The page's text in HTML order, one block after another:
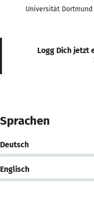
Universität Dortmund
Logg Dich jetzt
Sprachen
Deutsch
Englisch